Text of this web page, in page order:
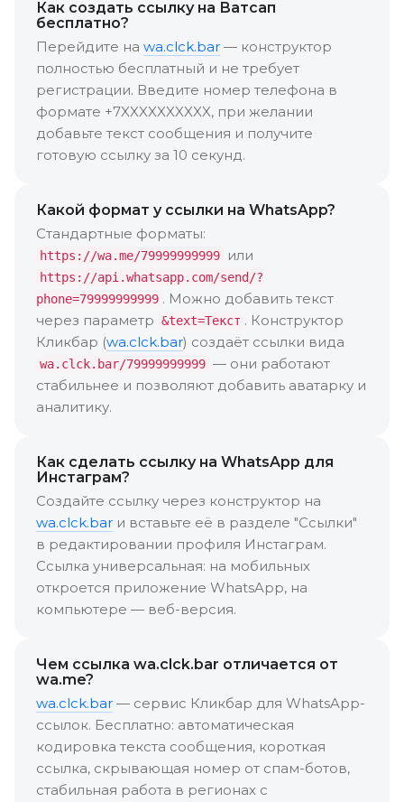
Как создать ссылку на Ватсап
бесплатно?
Перейдите на wa.clck.bar — конструктор
полностью бесплатный и не требует
регистрации. Введите номер телефона в
формате +7XXXXXXXXXX, при желании
добавьте текст сообщения и получите
готовую ссылку за 10 секунд.
Какой формат у ссылки на WhatsApp?
Стандартные форматы:
https://wa.me/79999999999 или
https://api.whatsapp.com/send/?
phone=79999999999 . Можно добавить текст
через параметр &text=Текст . Конструктор
Кликбар (wa.clck.bar) создаёт ссылки вида
wa.clck.bar/79999999999 — они работают
стабильнее и позволяют добавить аватарку и
аналитику.
Как сделать ссылку на WhatsApp для
Инстаграм?
Создайте ссылку через конструктор на
wa.clck.bar и вставьте её в разделе "Ссылки"
в редактировании профиля Инстаграм.
Ссылка универсальная: на мобильных
откроется приложение WhatsApp, на
компьютере — веб-версия.
Чем ссылка wa.clck.bar отличается от
wa.me?
wa.clck.bar — сервис Кликбар для WhatsApp-
ссылок. Бесплатно: автоматическая
кодировка текста сообщения, короткая
ссылка, скрывающая номер от спам-ботов,
стабильная работа в регионах с